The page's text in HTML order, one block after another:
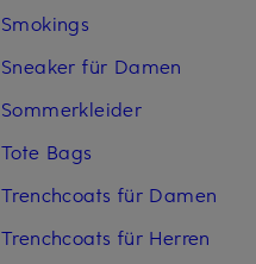
Smokings
Sneaker für Damen
Sommerkleider
Tote Bags
Trenchcoats für Damen
Trenchcoats für Herren